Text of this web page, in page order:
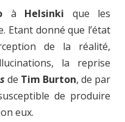
à Helsinki que les
Etant donné que l’état
de la réalité,
la reprise
de Tim Burton, de par
de produire
eux.